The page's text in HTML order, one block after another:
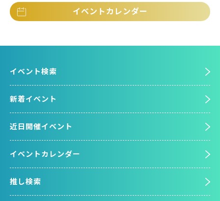
イベントカレンダー
イベント検索
新着イベント
近日開催イベント
イベントカレンダー
推し検索